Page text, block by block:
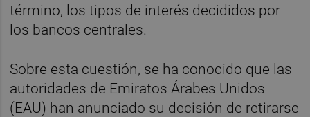
término, los tipos de interés decididos por
los bancos centrales.
Sobre esta cuestión, se ha conocido que las
autoridades de Emiratos Árabes Unidos
(EAU) han anunciado su decisión de retirarse